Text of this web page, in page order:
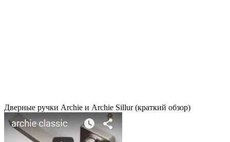
Дверные ручки Archie и Archie Sillur (краткий обзор)